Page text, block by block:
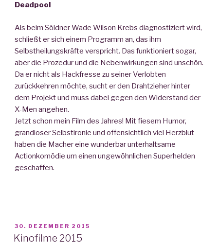
Deadpool
Als beim Söldner Wade Wilson Krebs diagnostiziert wird,
schließt er sich einem Programm an, das ihm
Selbstheilungskräfte verspricht. Das funktioniert sogar,
aber die Prozedur und die Nebenwirkungen sind unschön.
Da er nicht als Hackfresse zu seiner Verlobten
zurückkehren möchte, sucht er den Drahtzieher hinter
dem Projekt und muss dabei gegen den Widerstand der
X-Men angehen.
Jetzt schon mein Film des Jahres! Mit fiesem Humor,
grandioser Selbstironie und offensichtlich viel Herzblut
haben die Macher eine wunderbar unterhaltsame
Actionkomödie um einen ungewöhnlichen Superhelden
geschaffen.
VERÖFFENTLICHT
AM
30. DEZEMBER 2015
Kinofilme 2015